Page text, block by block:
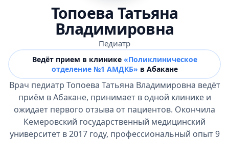
Топоева Татьяна
Владимировна
Педиатр
Ведёт прием в клинике «Поликлиническое
отделение №1 АМДКБ» в Абакане
Врач педиатр Топоева Татьяна Владимировна ведёт
приём в Абакане, принимает в одной клинике и
ожидает первого отзыва от пациентов. Окончила
Кемеровский государственный медицинский
университет в 2017 году, профессиональный опыт 9